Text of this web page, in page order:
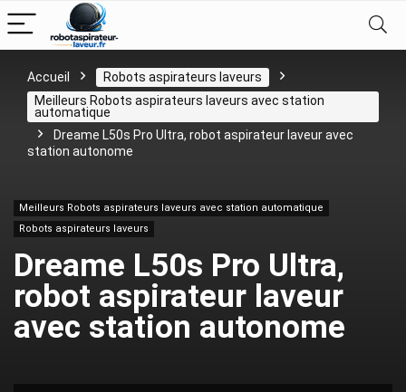
Accueil
Robots aspirateurs laveurs
Meilleurs Robots aspirateurs laveurs avec station
automatique
Dreame L50s Pro Ultra, robot aspirateur laveur avec
station autonome
Meilleurs Robots aspirateurs laveurs avec station automatique
Robots aspirateurs laveurs
Dreame L50s Pro Ultra,
robot aspirateur laveur
avec station autonome